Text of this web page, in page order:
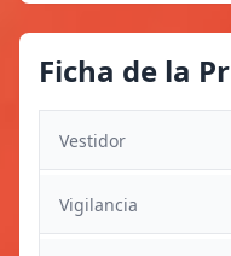
Ficha de la
Vestidor
Vigilancia